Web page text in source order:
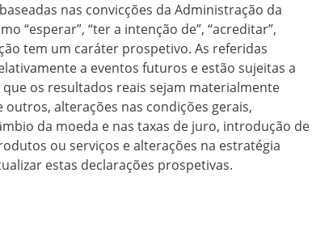
nas convicções da Administração da
“esperar”, “ter a intenção de”, “acreditar”,
tem um caráter prospetivo. As referidas
a eventos futuros e estão sujeitas a
os resultados reais sejam materialmente
alterações nas condições gerais,
da moeda e nas taxas de juro, introdução de
ou serviços e alterações na estratégia
estas declarações prospetivas.